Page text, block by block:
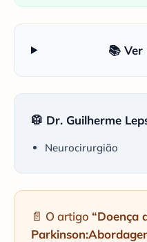
📚 Ver
🥼 Dr. Guilherme
Neurocirurgião
📄 O artigo “Doença